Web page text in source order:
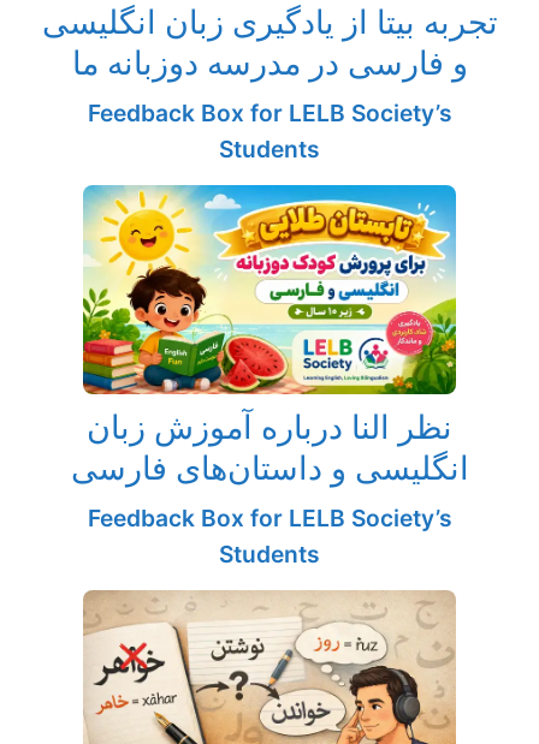
تجربه بیتا از یادگیری زبان انگلیسی
و فارسی در مدرسه دوزبانه ما
Feedback Box for LELB Society’s
Students
نظر النا درباره آموزش زبان
انگلیسی و داستان‌های فارسی
Feedback Box for LELB Society’s
Students